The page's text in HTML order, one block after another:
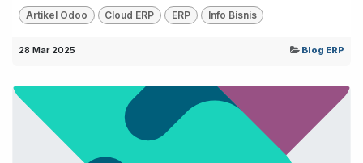
Artikel Odoo Cloud ERP ERP Info Bisnis
28 Mar 2025 Blog ERP